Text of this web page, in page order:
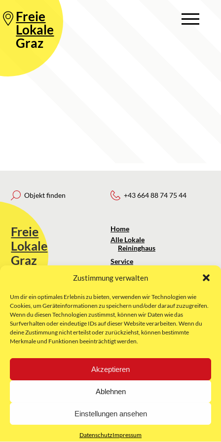
Zustimmung verwalten
Um dir ein optimales Erlebnis zu bieten, verwenden wir Technologien wie
Cookies, um Geräteinformationen zu speichern und/oder darauf zuzugreifen.
Wenn du diesen Technologien zustimmst, können wir Daten wie das
Surfverhalten oder eindeutige IDs auf dieser Website verarbeiten. Wenn du
deine Zustimmung nicht erteilst oder zurückziehst, können bestimmte
Merkmale und Funktionen beeinträchtigt werden.
Akzeptieren
Ablehnen
Einstellungen ansehen
DatenschutzImpressum
Freie
Lokale
Graz
Objekt finden
Freie
Lokale
Graz
Sie erreichen uns unter:
kontakt@freielokale-graz.at
Website by Rubikon Werbeagentur
GmbH
+43 664 88 74 75 44
Home
Alle Lokale
Reininghaus
Service
Über uns
Impressum
AGB
Datenschutz
E-Mail